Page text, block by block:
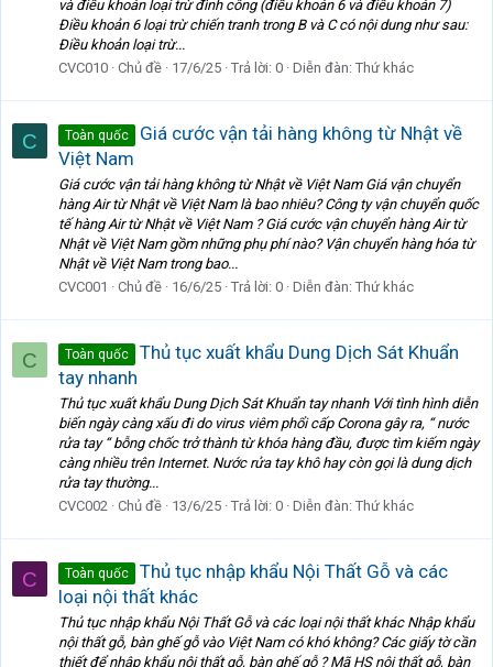
và điều khoản loại trừ đình công (điều khoản 6 và điều khoản 7)
Điều khoản 6 loại trừ chiến tranh trong B và C có nội dung như sau:
Điều khoản loại trừ...
CVC010 Chủ đề 17/6/25 Trả lời: 0 Diễn đàn: Thứ khác
C Toàn quốc
Giá cước vận tải hàng không từ Nhật về
Việt Nam
Giá cước vận tải hàng không từ Nhật về Việt Nam Giá vận chuyển
hàng Air từ Nhật về Việt Nam là bao nhiêu? Công ty vận chuyển quốc
tế hàng Air từ Nhật về Việt Nam ? Giá cước vận chuyển hàng Air từ
Nhật về Việt Nam gồm những phụ phí nào? Vận chuyển hàng hóa từ
Nhật về Việt Nam trong bao...
CVC001
Chủ đề 16/6/25 Trả lời: 0 Diễn đàn: Thứ khác
C Toàn quốc
Thủ tục xuất khẩu Dung Dịch Sát Khuẩn
tay nhanh
Thủ tục xuất khẩu Dung Dịch Sát Khuẩn tay nhanh Với tình hình diễn
biến ngày càng xấu đi do virus viêm phổi cấp Corona gây ra, “ nước
rửa tay “ bỗng chốc trở thành từ khóa hàng đầu, được tìm kiếm ngày
càng nhiều trên Internet. Nước rửa tay khô hay còn gọi là dung dịch
rửa tay thường...
CVC002 Chủ đề 13/6/25 Trả lời: 0 Diễn đàn: Thứ khác
C Toàn quốc
Thủ tục nhập khẩu Nội Thất Gỗ và các
loại nội thất khác
Thủ tục nhập khẩu Nội Thất Gỗ và các loại nội thất khác Nhập khẩu
nội thất gỗ, bàn ghế gỗ vào Việt Nam có khó không? Các giấy tờ cần
thiết để nhập khẩu nội thất gỗ, bàn ghế gỗ ? Mã HS nội thất gỗ, bàn